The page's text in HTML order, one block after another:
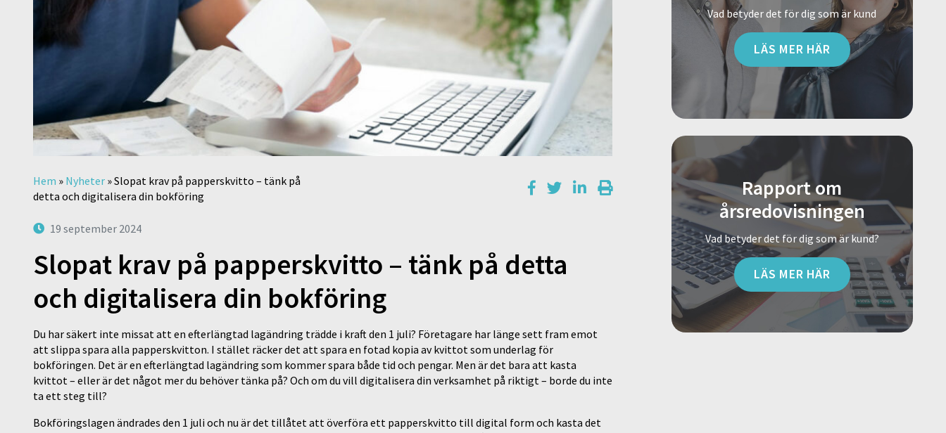
Hem » Nyheter »Slopat krav på papperskvitto – tänk på
detta och digitalisera din bokföring
19 september 2024
Slopat krav på papperskvitto – tänk på detta
och digitalisera din bokföring
Du har säkert inte missat att en efterlängtad lagändring trädde i kraft den 1 juli? Företagare har länge sett fram emot
att slippa spara alla papperskvitton. I stället räcker det att spara en fotad kopia av kvittot som underlag för
bokföringen. Det är en efterlängtad lagändring som kommer spara både tid och pengar. Men är det bara att kasta
kvittot – eller är det något mer du behöver tänka på? Och om du vill digitalisera din verksamhet på riktigt – borde du inte
ta ett steg till?
Bokföringslagen ändrades den 1 juli och nu är det tillåtet att överföra ett papperskvitto till digital form och kasta det
Vad betyder det för dig som är kund
LÄS MER HÄR
Rapport om
årsredovisningen
Vad betyder det för dig som är kund?
LÄS MER HÄR